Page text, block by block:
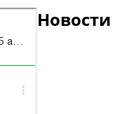
Новости